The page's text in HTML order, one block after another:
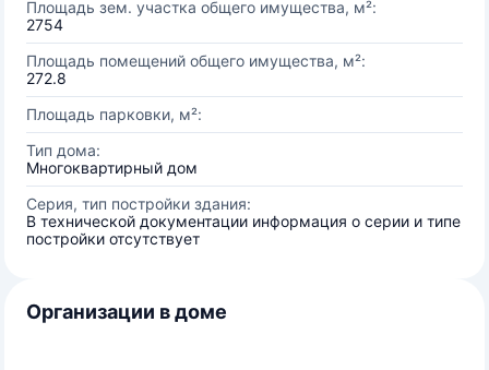
Площадь зем. участка общего имущества, м²:
2754
Площадь помещений общего имущества, м²:
272.8
Площадь парковки, м²:
Тип дома:
Многоквартирный дом
Серия, тип постройки здания:
В технической документации информация о серии и типе
постройки отсутствует
Организации в доме